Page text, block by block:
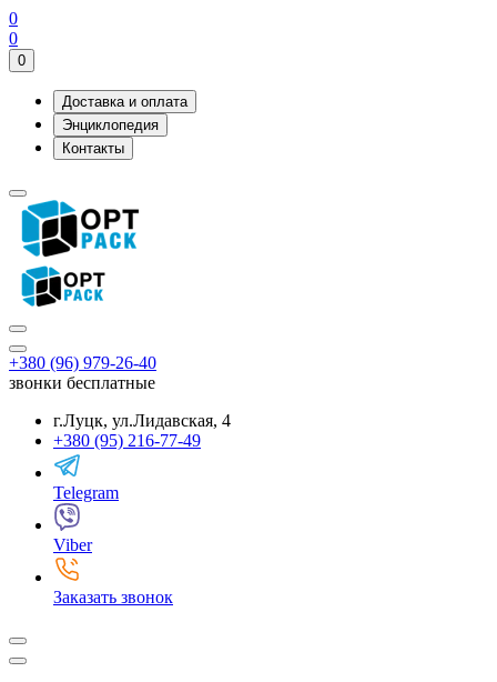
0
0
0
Доставка и оплата
Энциклопедия
Контакты
+380 (96) 979-26-40
звонки бесплатные
г.Луцк, ул.Лидавская, 4
+380 (95) 216-77-49
Telegram
Viber
Заказать звонок